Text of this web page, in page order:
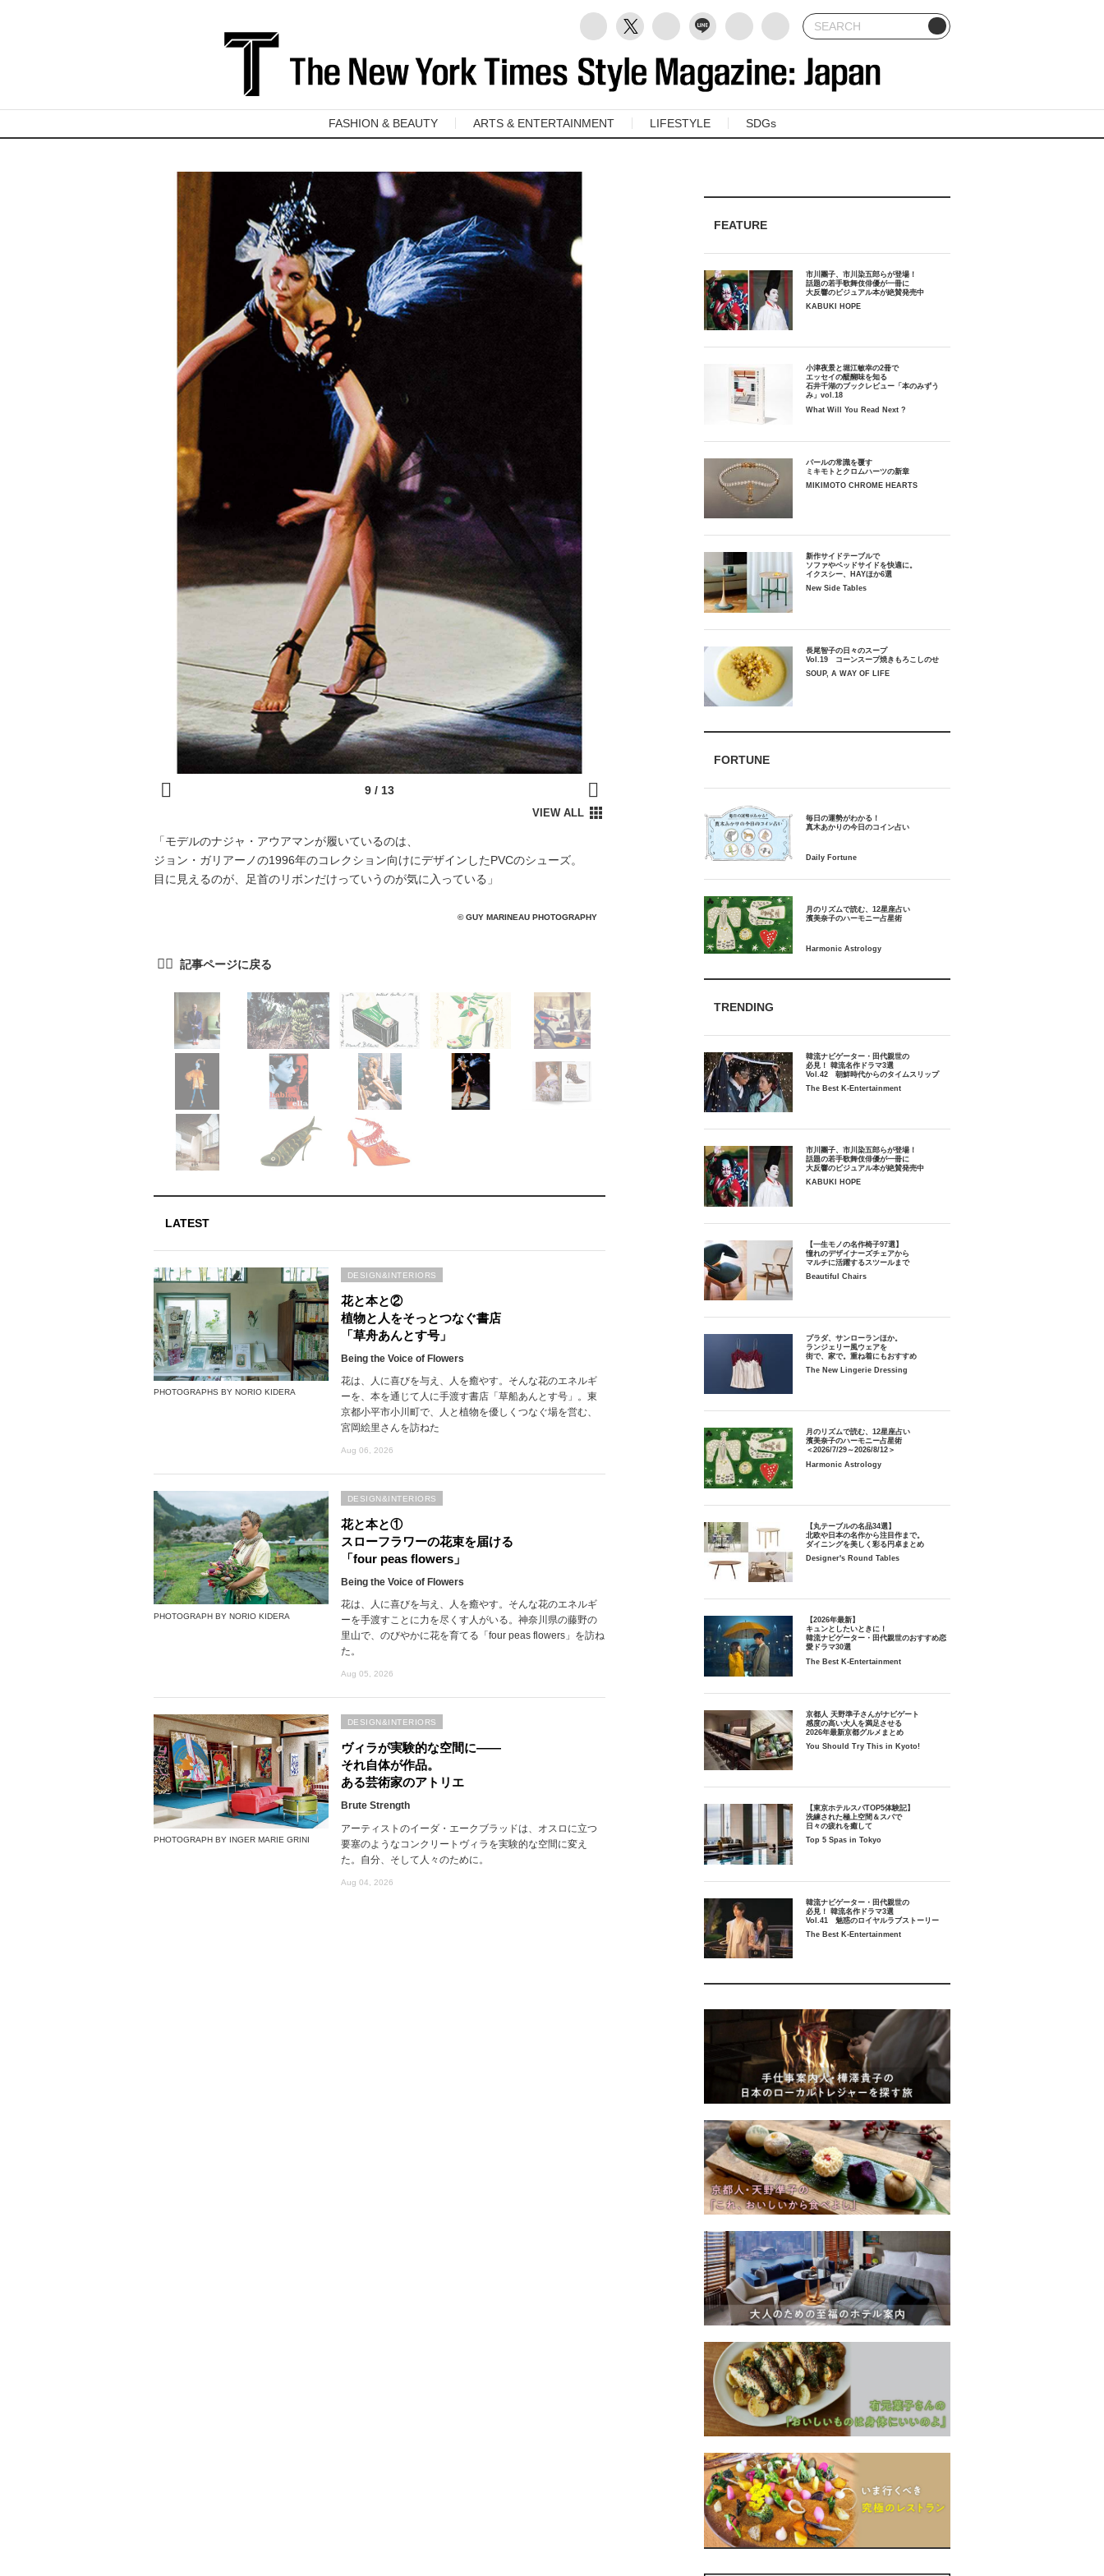
FASHION & BEAUTY ARTS & ENTERTAINMENT LIFESTYLE SDGs
「モデルのナジャ・アウアマンが履いているのは、
ジョン・ガリアーノの1996年のコレクション向けにデザインしたPVCのシューズ。
目に見えるのが、足首のリボンだけっていうのが気に入っている」
© GUY MARINEAU PHOTOGRAPHY
LATEST
PHOTOGRAPHS BY NORIO KIDERA
花と本と②
植物と人をそっとつなぐ書店
「草舟あんとす号」
Being the Voice of Flowers
花は、人に喜びを与え、人を癒やす。そんな花のエネルギ
ーを、本を通じて人に手渡す書店「草船あんとす号」。東
京都小平市小川町で、人と植物を優しくつなぐ場を営む、
宮岡絵里さんを訪ねた
Aug 06, 2026
DESIGN&INTERIORS
PHOTOGRAPH BY NORIO KIDERA
花と本と①
スローフラワーの花束を届ける
「four peas flowers」
Being the Voice of Flowers
花は、人に喜びを与え、人を癒やす。そんな花のエネルギ
ーを手渡すことに力を尽くす人がいる。神奈川県の藤野の
里山で、のびやかに花を育てる「four peas flowers」を訪ね
た。
Aug 05, 2026
DESIGN&INTERIORS
PHOTOGRAPH BY INGER MARIE GRINI
ヴィラが実験的な空間に――
それ自体が作品。
ある芸術家のアトリエ
Brute Strength
アーティストのイーダ・エークブラッドは、オスロに立つ
要塞のようなコンクリートヴィラを実験的な空間に変え
た。自分、そして人々のために。
Aug 04, 2026
DESIGN&INTERIORS
FEATURE
市川團子、市川染五郎らが登場！
話題の若手歌舞伎俳優が一冊に
大反響のビジュアル本が絶賛発売中
KABUKI HOPE
小津夜景と堀江敏幸の2冊で
エッセイの醍醐味を知る
石井千湖のブックレビュー「本のみずう
み」vol.18
What Will You Read Next ?
パールの常識を覆す
ミキモトとクロムハーツの新章
MIKIMOTO CHROME HEARTS
新作サイドテーブルで
ソファやベッドサイドを快適に。
イクスシー、HAYほか6選
New Side Tables
長尾智子の日々のスープ
Vol.19 コーンスープ焼きもろこしのせ
SOUP, A WAY OF LIFE
FORTUNE
毎日の運勢がわかる！
月のリズムで読む、12星座占い
TRENDING
韓流ナビゲーター・田代親世の
必見！ 韓流名作ドラマ3選
Vol.42 朝鮮時代からのタイムスリップ
The Best K-Entertainment
市川團子、市川染五郎らが登場！
話題の若手歌舞伎俳優が一冊に
大反響のビジュアル本が絶賛発売中
KABUKI HOPE
【一生モノの名作椅子97選】
憧れのデザイナーズチェアから
マルチに活躍するスツールまで
Beautiful Chairs
プラダ、サンローランほか。
ランジェリー風ウェアを
街で、家で。重ね着にもおすすめ
The New Lingerie Dressing
月のリズムで読む、12星座占い
濱美奈子のハーモニー占星術
＜2026/7/29～2026/8/12＞
Harmonic Astrology
【丸テーブルの名品34選】
北欧や日本の名作から注目作まで。
ダイニングを美しく彩る円卓まとめ
Designer's Round Tables
【2026年最新】
キュンとしたいときに！
韓流ナビゲーター・田代親世のおすすめ恋
愛ドラマ30選
The Best K-Entertainment
京都人 天野準子さんがナビゲート
感度の高い大人を満足させる
2026年最新京都グルメまとめ
You Should Try This in Kyoto!
【東京ホテルスパTOP5体験記】
洗練された極上空間＆スパで
日々の疲れを癒して
Top 5 Spas in Tokyo
韓流ナビゲーター・田代親世の
必見！ 韓流名作ドラマ3選
Vol.41 魅惑のロイヤルラブストーリー
The Best K-Entertainment